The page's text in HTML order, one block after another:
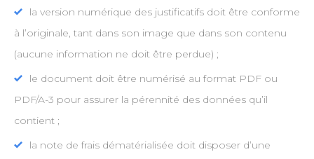
la version numérique des justificatifs doit être conforme
à l’originale, tant dans son image que dans son contenu
(aucune information ne doit être perdue) ;
le document doit être numérisé au format PDF ou
PDF/A-3 pour assurer la pérennité des données qu’il
contient ;
la note de frais dématérialisée doit disposer d’une